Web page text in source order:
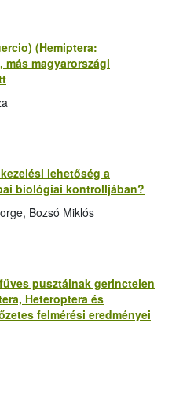
(Hemiptera:
magyarországi
lehetőség a
biológiai kontrolljában?
Bozsó Miklós
pusztáinak gerinctelen
Heteroptera és
felmérési eredményei